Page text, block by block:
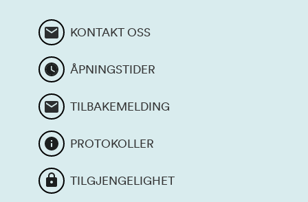
KONTAKT OSS
ÅPNINGSTIDER
TILBAKEMELDING
PROTOKOLLER
TILGJENGELIGHET